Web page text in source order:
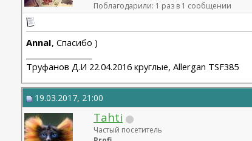
Поблагодарили: 1 раз в 1 сообщении
AnnaI, Спасибо )
Труфанов Д.И 22.04.2016 круглые, Allergan TSF385
19.03.2017, 21:00
Tahti
Частый посетитель